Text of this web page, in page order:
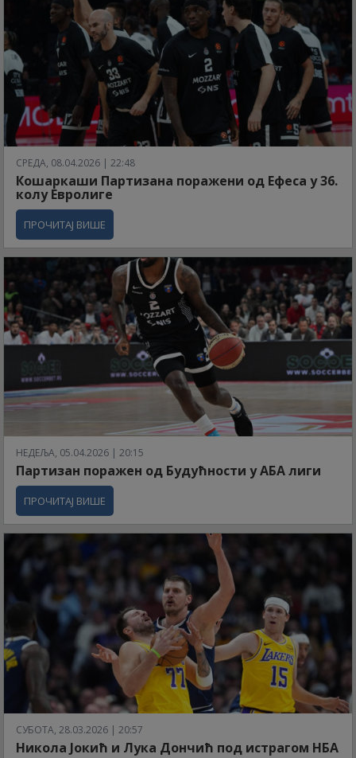
СРЕДА, 08.04.2026 | 22:48
Кошаркаши Партизана поражени од Ефеса у 36.
колу Евролиге
ПРОЧИТАЈ ВИШЕ
НЕДЕЉА, 05.04.2026 | 20:15
Партизан поражен од Будућности у АБА лиги
ПРОЧИТАЈ ВИШЕ
СУБОТА, 28.03.2026 | 20:57
Никола Јокић и Лука Дончић под истрагом НБА